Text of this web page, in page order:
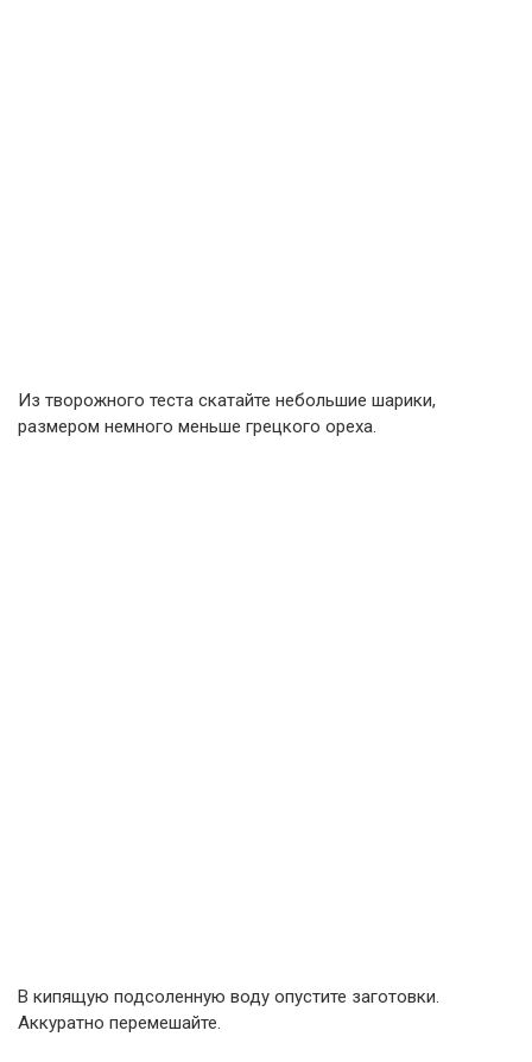
Из творожного теста скатайте небольшие шарики,
размером немного меньше грецкого ореха.
В кипящую подсоленную воду опустите заготовки.
Аккуратно перемешайте.